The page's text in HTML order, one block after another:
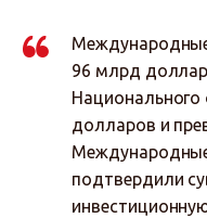
96 млрд
долларов и
Международные
подтвердили